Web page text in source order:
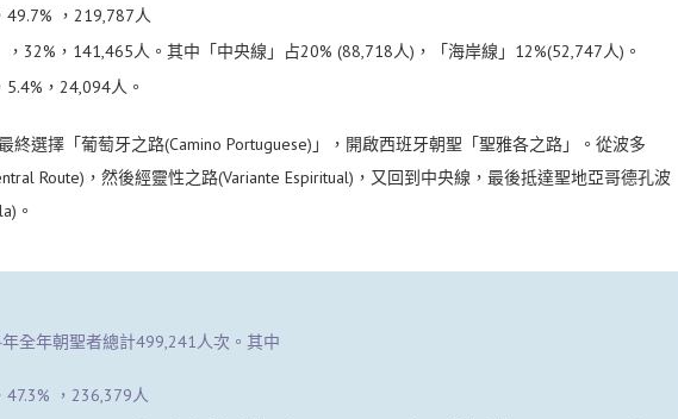
，219,787人
32%，141,465人。其中「中央線」占20% (88,718人)，「海岸線」12%(52,747人)。
，24,094人。
終選擇「葡萄牙之路(Camino Portuguese)」，開啟西班牙朝聖「聖雅各之路」。從波多
Route)，然後經靈性之路(Variante Espiritual)，又回到中央線，最後抵達聖地亞哥德孔波
。
全年朝聖者總計499,241人次。其中
，236,379人